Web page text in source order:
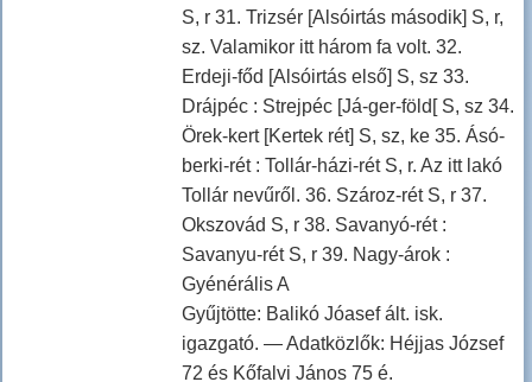
S, r 31. Trizsér [Alsóirtás második] S, r,
sz. Valamikor itt három fa volt. 32.
Erdeji-főd [Alsóirtás első] S, sz 33.
Drájpéc : Strejpéc [Já-ger-föld[ S, sz 34.
Örek-kert [Kertek rét] S, sz, ke 35. Ásó-
berki-rét : Tollár-házi-rét S, r. Az itt lakó
Tollár nevűről. 36. Szároz-rét S, r 37.
Okszovád S, r 38. Savanyó-rét :
Savanyu-rét S, r 39. Nagy-árok :
Gyénérális A
Gyűjtötte: Balikó Jóasef ált. isk.
igazgató. — Adatközlők: Héjjas József
72 és Kőfalvi János 75 é.